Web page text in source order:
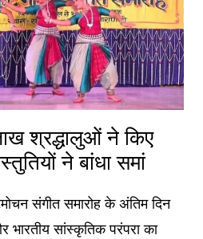
श्रद्धालुओं ने किए
ने बांधा समां
संगीत समारोह के अंतिम दिन
भारतीय सांस्कृतिक परंपरा का